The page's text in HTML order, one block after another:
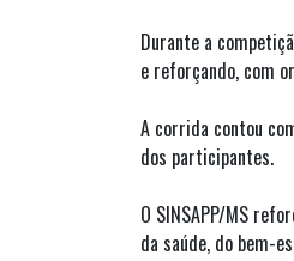
Durante a
e reforçando, com
A corrida contou
dos participantes.
O SINSAPP/MS
da saúde, do bem-